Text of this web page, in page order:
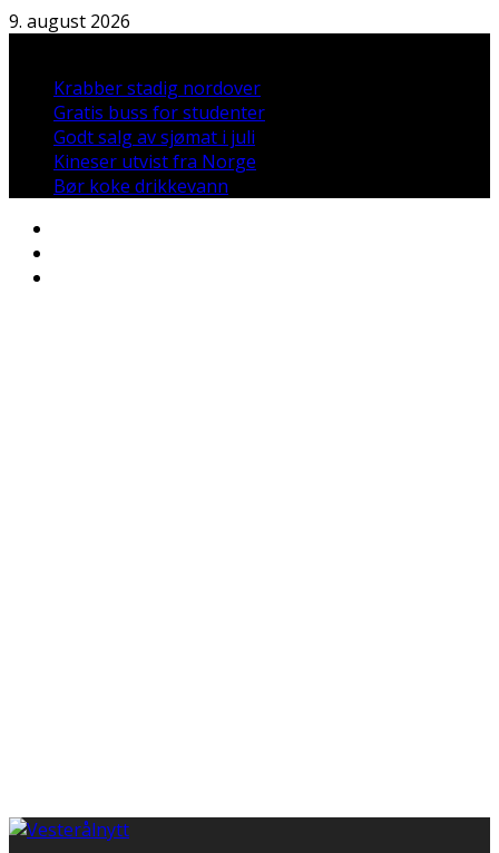
Hopp
9. august 2026
Krabber stadig nordover
Gratis buss for studenter
Godt salg av sjømat i juli
Kineser utvist fra Norge
Bør koke drikkevann